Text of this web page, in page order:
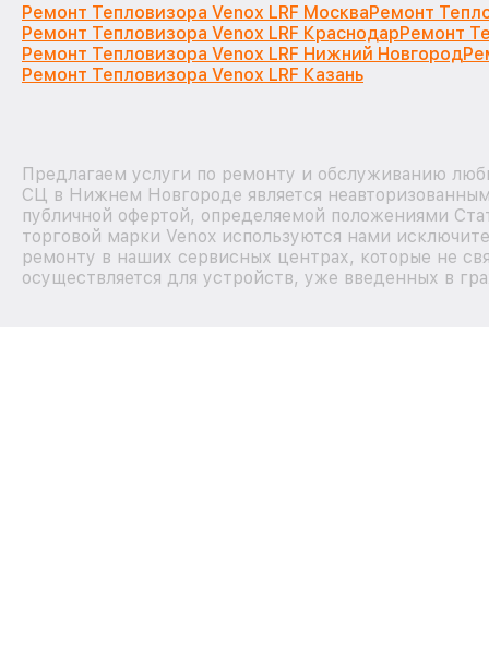
Ремонт Тепловизора Venox LRF МоскваРемонт
Ремонт Тепловизора Venox LRF КраснодарРемонт
Ремонт Тепловизора Venox LRF Нижний Новгород
Ремонт Тепловизора Venox LRF Казань
Предлагаем услуги по ремонту и обслуживанию
СЦ в Нижнем Новгороде является
публичной офертой, определяемой положениями
торговой марки Venox используются нами
ремонту в наших сервисных центрах, которые не
осуществляется для устройств, уже введенных в